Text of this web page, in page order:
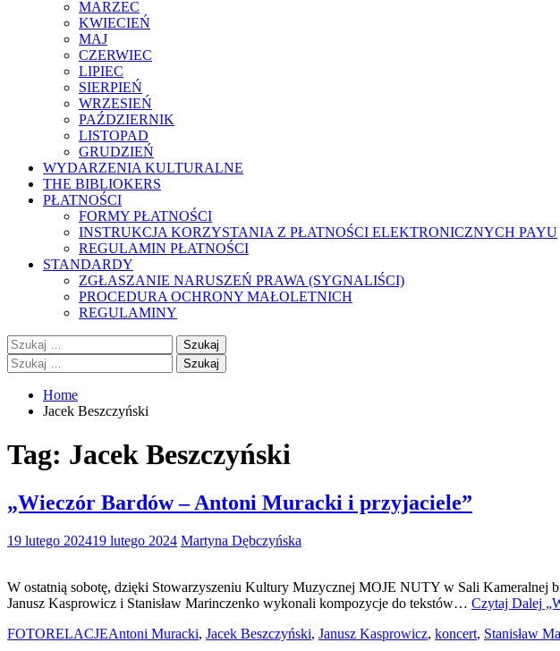
MARZEC
KWIECIEŃ
MAJ
CZERWIEC
LIPIEC
SIERPIEŃ
WRZESIEŃ
PAŹDZIERNIK
LISTOPAD
GRUDZIEŃ
WYDARZENIA KULTURALNE
THE BIBLIOKERS
PŁATNOŚCI
FORMY PŁATNOŚCI
INSTRUKCJA KORZYSTANIA Z PŁATNOŚCI ELEKTRONICZNYCH PAYU
REGULAMIN PŁATNOŚCI
STANDARDY
ZGŁASZANIE NARUSZEŃ PRAWA (SYGNALIŚCI)
PROCEDURA OCHRONY MAŁOLETNICH
REGULAMINY
Szukaj:
Szukaj:
Home
Jacek Beszczyński
Tag: Jacek Beszczyński
„Wieczór Bardów – Antoni Muracki i przyjaciele”
19 lutego 202419 lutego 2024 Martyna Dębczyńska
W ostatnią sobotę, dzięki Stowarzyszeniu Kultury Muzycznej MOJE NUTY w Sali Kameralnej
Janusz Kasprowicz i Stanisław Marinczenko wykonali kompozycje do tekstów… Czytaj Dalej
FOTORELACJEAntoni Muracki, Jacek Beszczyński, Janusz Kasprowicz, koncert, Stanisław